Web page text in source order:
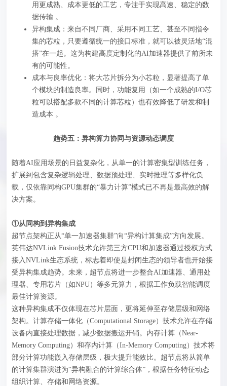
用更成熟、成本更低的工艺，专注于实现高速、稳定的数
据传输 。
异构集成：来自不同厂商、采用不同工艺、甚至不同指令
集的芯粒，只要遵循统一的接口标准，就可以被灵活地“混
搭”在一起。这为构建高度定制化的AI加速器提供了前所未
有的可能性。
成本与良率优化：将大芯片拆分为小芯粒，显著提高了单
个模块的制造良率。同时，功能复用（如一个成熟的I/O芯
粒可以搭配多款不同的计算芯粒）也有效降低了研发和制
造成本 。
趋势五：异构算力协同与资源动态调度
随着AI应用场景的日益复杂化，从单一的计算密集型训练任务，
扩展到包含复杂逻辑处理、数据预处理、实时推理等多样化负
载，仅依靠同构GPU集群的“暴力计算”模式已不再是最高效的解
决方案。
①从同构到异构集成
超节点架构正从“单一加速器集群”向“异构计算集成”方向发展。
英伟达NVLink Fusion技术允许第三方CPU和加速器通过授权方式
接入NVLink生态系统，标志着即使是封闭生态的领导者也开始接
受异构集成趋势。未来，超节点将进一步整合AI加速器、通用处
理器、专用芯片（如NPU）等多元算力，根据工作负载智能调度
最佳计算资源。
这种异构集成不仅体现在芯片层面，更将延伸至存储层级和网络
架构。计算存储一体化（Computational Storage）技术允许在存储
设备内直接处理数据，减少数据搬运开销。内存计算（Near-
Memory Computing）和存内计算（In-Memory Computing）技术将
部分计算功能嵌入存储层级，极大提升能效比。超节点将从简单
的计算集群演进为“异构融合的计算综合体”，根据任务特征动态
组织计算、存储和网络资源。